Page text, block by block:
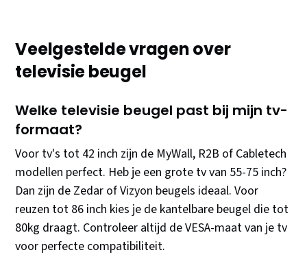
Veelgestelde vragen over
televisie beugel
Welke televisie beugel past bij mijn tv-
formaat?
Voor tv's tot 42 inch zijn de MyWall, R2B of Cabletech
modellen perfect. Heb je een grote tv van 55-75 inch?
Dan zijn de Zedar of Vizyon beugels ideaal. Voor
reuzen tot 86 inch kies je de kantelbare beugel die tot
80kg draagt. Controleer altijd de VESA-maat van je tv
voor perfecte compatibiliteit.